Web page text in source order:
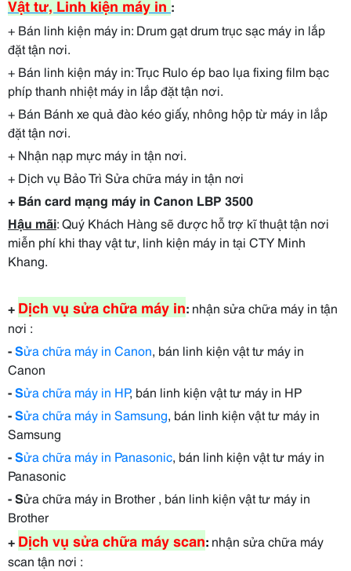
Vật tư, Linh kiện máy in :
+ Bán linh kiện máy in: Drum gạt drum trục sạc máy in lắp
đặt tận nơi.
+ Bán linh kiện máy in:Trục Rulo ép bao lụa fixing film bạc
phíp thanh nhiệt máy in lắp đặt tận nơi.
+ Bán Bánh xe quả đào kéo giấy, nhông hộp từ máy in lắp
đặt tận nơi.
+ Nhận nạp mực máy in tận nơi.
+ Dịch vụ Bảo Trì Sửa chữa máy in tận nơi
+ Bán card mạng máy in Canon LBP 3500
Hậu mãi: Quý Khách Hàng sẽ được hỗ trợ kĩ thuật tận nơi
miễn phí khi thay vật tư, linh kiện máy in tại CTY Minh
Khang.
+ Dịch vụ sửa chữa máy in: nhận sửa chữa máy in tận
nơi :
-Sửa chữa máy in Canon, bán linh kiện vật tư máy in
Canon
-Sửa chữa máy in HP, bán linh kiện vật tư máy in HP
-Sửa chữa máy in Samsung, bán linh kiện vật tư máy in
Samsung
-Sửa chữa máy in Panasonic, bán linh kiện vật tư máy in
Panasonic
- Sửa chữa máy in Brother , bán linh kiện vật tư máy in
Brother
+ Dịch vụ sửa chữa máy scan: nhận sửa chữa máy
scan tận nơi :